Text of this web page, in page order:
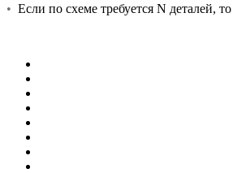
• Если по схеме требуется N деталей,